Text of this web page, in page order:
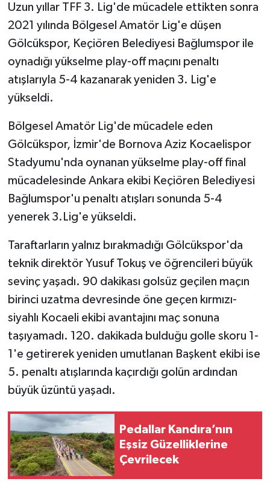
Uzun yıllar TFF 3. Lig'de mücadele ettikten sonra
2021 yılında Bölgesel Amatör Lig'e düşen
Gölcükspor, Keçiören Belediyesi Bağlumspor ile
oynadığı yükselme play-off maçını penaltı
atışlarıyla 5-4 kazanarak yeniden 3. Lig'e
yükseldi.
Bölgesel Amatör Lig'de mücadele eden
Gölcükspor, İzmir'de Bornova Aziz Kocaelispor
Stadyumu'nda oynanan yükselme play-off final
mücadelesinde Ankara ekibi Keçiören Belediyesi
Bağlumspor'u penaltı atışları sonunda 5-4
yenerek 3.Lig'e yükseldi.
Taraftarların yalnız bırakmadığı Gölcükspor'da
teknik direktör Yusuf Tokuş ve öğrencileri büyük
sevinç yaşadı. 90 dakikası golsüz geçilen maçın
birinci uzatma devresinde öne geçen kırmızı-
siyahlı Kocaeli ekibi avantajını maç sonuna
taşıyamadı. 120. dakikada bulduğu golle skoru 1-
1'e getirerek yeniden umutlanan Başkent ekibi ise
5. penaltı atışlarında kaçırdığı golün ardından
büyük üzüntü yaşadı.
Pedallar Kandıra’nın
Eşsiz Güzelliklerine
Çevrilecek